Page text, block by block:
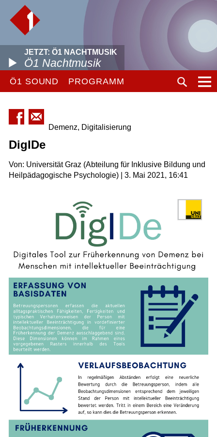
JETZT: Ö1 NACHTMUSIK
Ö1 Nachtmusik
Ö1 SOUND PROGRAMM
Demenz, Digitalisierung
DigIDe
Von: Universität Graz (Abteilung für Inklusive Bildung und
Heilpädagogische Psychologie) | 3. Mai 2021, 16:41